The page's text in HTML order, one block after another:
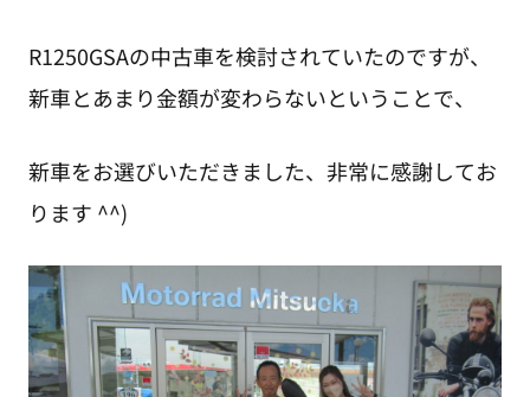
R1250GSAの中古車を検討されていたのですが、
新車とあまり金額が変わらないということで、
新車をお選びいただきました、非常に感謝してお
ります ^^)